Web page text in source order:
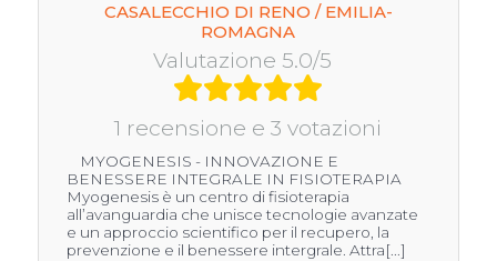
CASALECCHIO DI RENO / EMILIA-
ROMAGNA
Valutazione 5.0/5
1 recensione e 3 votazioni
MYOGENESIS - INNOVAZIONE E
BENESSERE INTEGRALE IN FISIOTERAPIA
Myogenesis è un centro di fisioterapia
all’avanguardia che unisce tecnologie avanzate
e un approccio scientifico per il recupero, la
prevenzione e il benessere intergrale. Attra[...]